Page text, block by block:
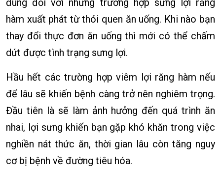
đúng đối với những trường hợp sưng lợi răng
hàm xuất phát từ thói quen ăn uống. Khi nào bạn
thay đổi thực đơn ăn uống thì mới có thể chấm
dứt được tình trạng sưng lợi.
Hầu hết các trường hợp viêm lợi răng hàm nếu
để lâu sẽ khiến bệnh càng trở nên nghiêm trọng.
Đầu tiên là sẽ làm ảnh hưởng đến quá trình ăn
nhai, lợi sưng khiến bạn gặp khó khăn trong việc
nghiền nát thức ăn, thời gian lâu còn tăng nguy
cơ bị bệnh về đường tiêu hóa.